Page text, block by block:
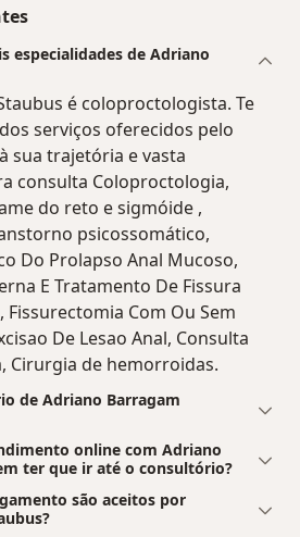
especialidades de Adriano
é coloproctologista. Te
serviços oferecidos pelo
sua trajetória e vasta
consulta Coloproctologia,
do reto e sigmóide ,
psicossomático,
Do Prolapso Anal Mucoso,
E Tratamento De Fissura
Fissurectomia Com Ou Sem
De Lesao Anal, Consulta
Cirurgia de hemorroidas.
de Adriano Barragam
online com Adriano
ter que ir até o consultório?
são aceitos por